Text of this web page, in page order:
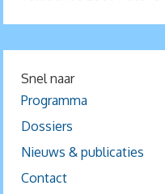
Snel naar
Programma
Dossiers
Nieuws & publicaties
Contact